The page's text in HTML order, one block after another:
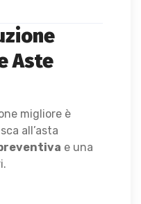
Aste
migliore è
all’asta
e una